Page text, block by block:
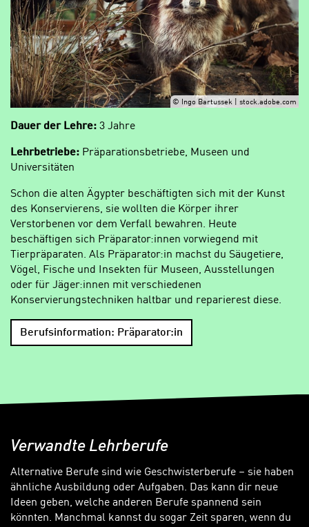
© Ingo Bartussek | stock.adobe.com
Dauer der Lehre: 3 Jahre
Lehrbetriebe: Präparationsbetriebe, Museen und
Universitäten
Schon die alten Ägypter beschäftigten sich mit der Kunst
des Konservierens, sie wollten die Körper ihrer
Verstorbenen vor dem Verfall bewahren. Heute
beschäftigen sich Präparator:innen vorwiegend mit
Tierpräparaten. Als Präparator:in machst du Säugetiere,
Vögel, Fische und Insekten für Museen, Ausstellungen
oder für Jäger:innen mit verschiedenen
Konservierungstechniken haltbar und reparierest diese.
Berufsinformation: Präparator:in
Verwandte Lehrberufe
Alternative Berufe sind wie Geschwisterberufe – sie haben
ähnliche Ausbildung oder Aufgaben. Das kann dir neue
Ideen geben, welche anderen Berufe spannend sein
könnten. Manchmal kannst du sogar Zeit sparen, wenn du